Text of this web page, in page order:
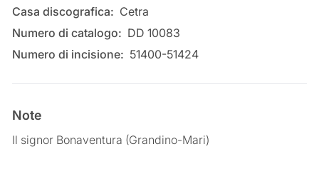
Casa discografica: Cetra
Numero di catalogo: DD 10083
Numero di incisione: 51400-51424
Note
Il signor Bonaventura (Grandino-Mari)